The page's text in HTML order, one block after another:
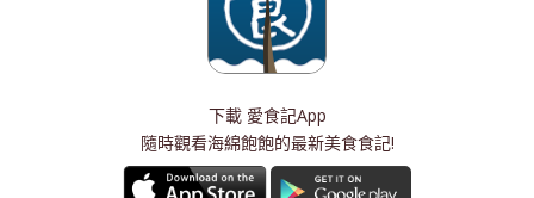
下載 愛食記App
隨時觀看海綿飽飽的最新美食食記!